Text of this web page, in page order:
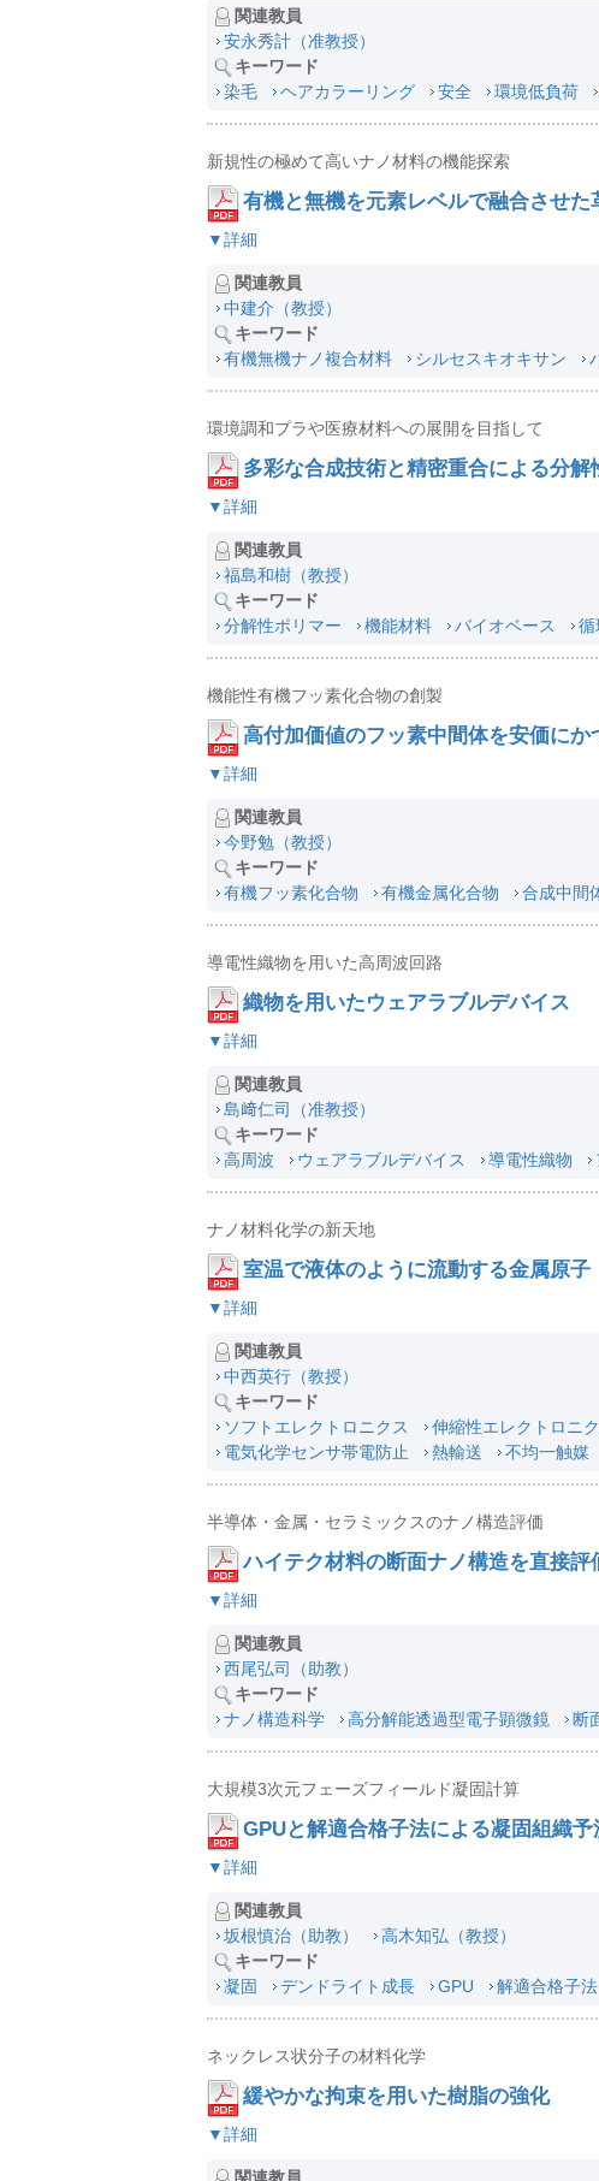
関連教員
安永秀計（准教授）
キーワード
染毛
ヘアカラーリング 安全 環境低負荷
新規性の極めて高いナノ材料の機能探索
有機と無機を元素レベルで融合させた
▼詳細
関連教員
中建介（教授）
キーワード
有機無機ナノ複合材料
シルセスキオキサン
環境調和プラや医療材料への展開を目指して
多彩な合成技術と精密重合による分解
▼詳細
関連教員
福島和樹（教授）
キーワード
分解性ポリマー
機能材料 バイオベース 循
機能性有機フッ素化合物の創製
高付加価値のフッ素中間体を安価にか
▼詳細
関連教員
今野勉（教授）
キーワード
有機フッ素化合物
有機金属化合物 合成中間
導電性織物を用いた高周波回路
織物を用いたウェアラブルデバイス
▼詳細
関連教員
島﨑仁司（准教授）
キーワード
高周波
ウェアラブルデバイス 導電性織物
ナノ材料化学の新天地
室温で液体のように流動する金属原子
▼詳細
関連教員
中西英行（教授）
キーワード
ソフトエレクトロニクス
伸縮性エレクトロニ
電気化学センサ帯電防止
熱輸送 不均一触媒
半導体・金属・セラミックスのナノ構造評価
ハイテク材料の断面ナノ構造を直接評
▼詳細
関連教員
西尾弘司（助教）
キーワード
ナノ構造科学
高分解能透過型電子顕微鏡 断
大規模3次元フェーズフィールド凝固計算
GPUと解適合格子法による凝固組織
▼詳細
関連教員
坂根慎治（助教）
高木知弘（教授）
キーワード
凝固
デンドライト成長 GPU 解適合格子法
ネックレス状分子の材料化学
緩やかな拘束を用いた樹脂の強化
▼詳細
関連教員